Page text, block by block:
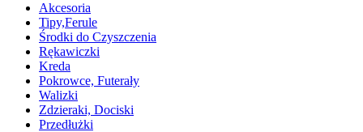
Akcesoria
Tipy,Ferule
Środki do Czyszczenia
Rękawiczki
Kreda
Pokrowce, Futerały
Walizki
Zdzieraki, Dociski
Przedłużki